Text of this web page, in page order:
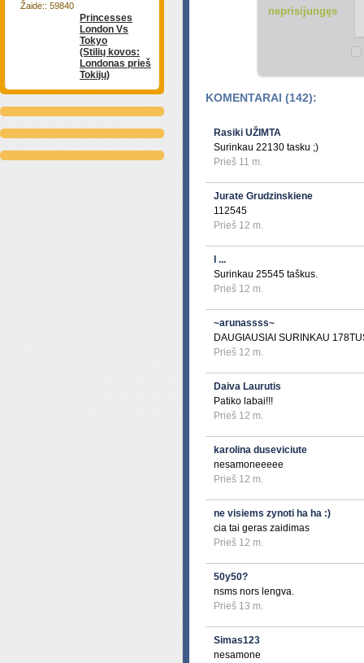
Princesses
London Vs
Tokyo
(Stilių kovos:
Londonas prieš
Tokijų)
Žaidė:: 59840 neprisijungęs
KOMENTARAI (142):
Rasiki UŽIMTA
Surinkau 22130 tasku ;)
Prieš 11 m.
Jurate Grudzinskiene
112545
Prieš 12 m.
I ...
Surinkau 25545 taškus.
Prieš 12 m.
~arunassss~
DAUGIAUSIAI SURINKAU
Prieš 12 m.
Daiva Laurutis
Patiko labai!!!
Prieš 12 m.
karolina duseviciute
nesamoneeeee
Prieš 12 m.
ne visiems zynoti ha ha :)
cia tai geras zaidimas
Prieš 12 m.
50y50?
nsms nors lengva.
Prieš 13 m.
Simas123
nesamone